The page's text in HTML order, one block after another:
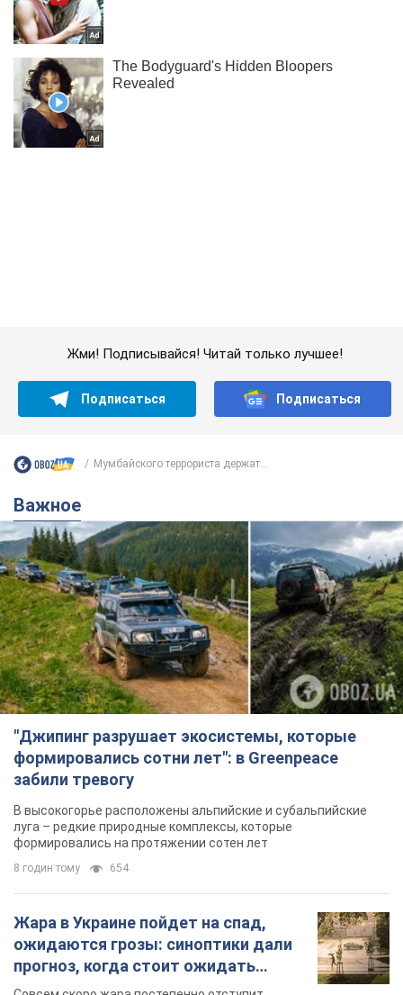
"Джипинг разрушает экосистемы, которые
формировались сотни лет": в Greenpeace
забили тревогу
В высокогорье расположены альпийские и субальпийские
луга – редкие природные комплексы, которые
формировались на протяжении сотен лет
8 годин тому 654
Жара в Украине пойдет на спад,
ожидаются грозы: синоптики дали
прогноз, когда стоит ожидать
изменения погоды
Совсем скоро жара постепенно отступит
5.08.2026 14:59 6,7 т.
"Или, может, я запугана с детства?"
Елена Зарецкая – об убийстве
бабушки-диссидентки Аллы
Горской, критике сына Стуса и
OBOZ.UA встретился с внучкой художницы-